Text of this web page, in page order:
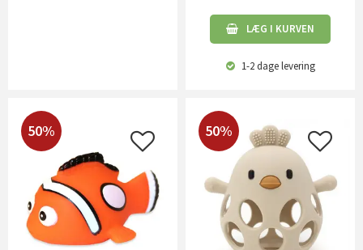
LÆG I KURVEN
1-2 dagelevering
50% 50%